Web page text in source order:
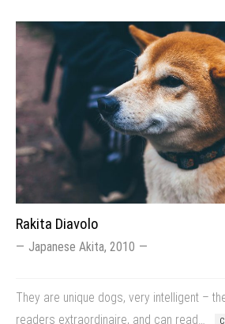
Rakita Diavolo
Japanese Akita, 2010
They are unique dogs, very intelligent –
readers extraordinaire, and can read…